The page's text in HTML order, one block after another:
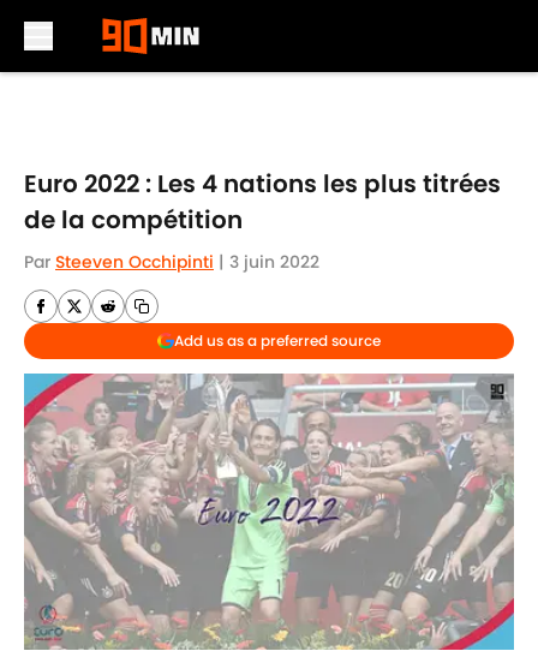
Euro 2022 : Les 4 nations les plus titrées
de la compétition
Par Steeven Occhipinti | 3 juin 2022
Add us as a preferred source